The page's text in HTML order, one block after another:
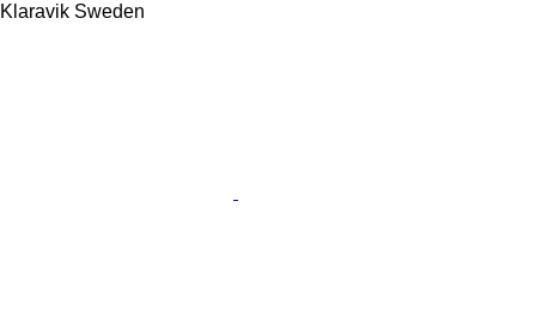
Klaravik Sweden